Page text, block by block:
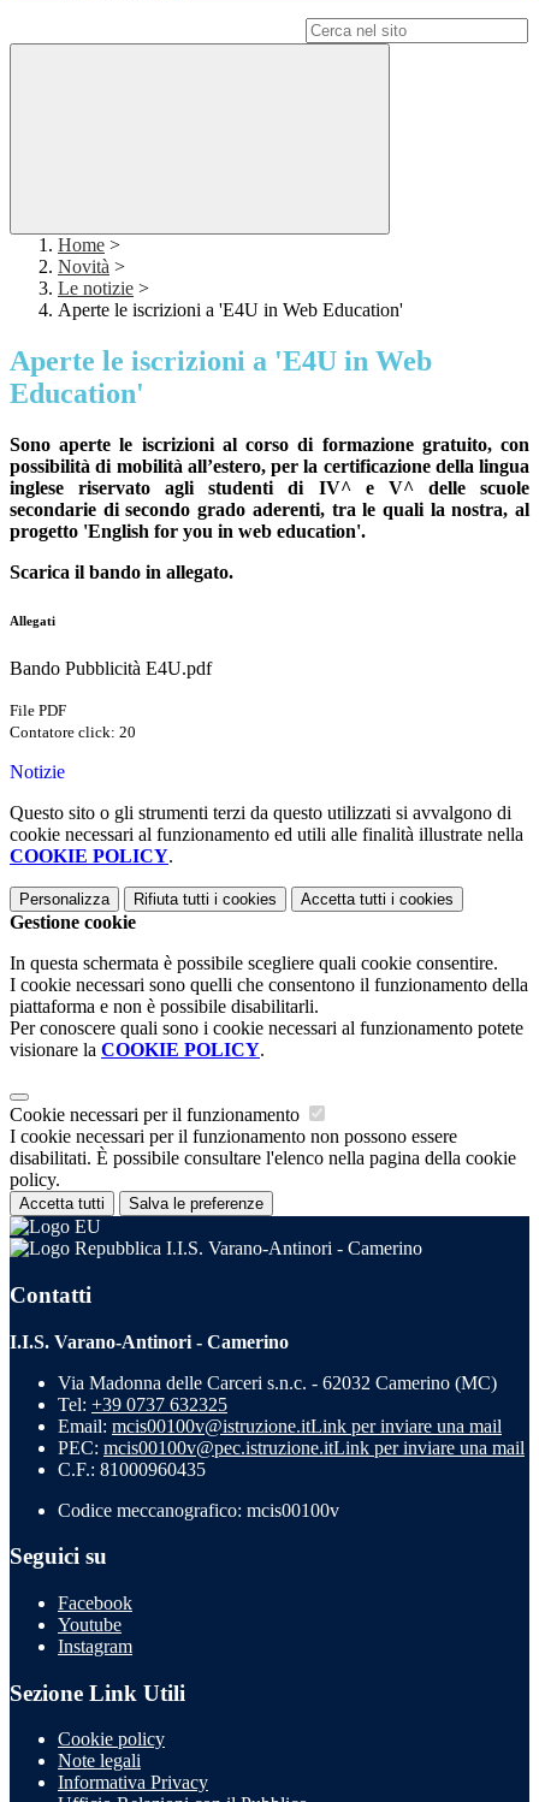
Home >
Novità >
Le notizie >
Aperte le iscrizioni a 'E4U in Web Education'
Aperte le iscrizioni a 'E4U in Web
Education'
Sono aperte le iscrizioni al corso di formazione gratuito, con
possibilità di mobilità all’estero, per la certificazione della lingua
inglese riservato agli studenti di IV^ e V^ delle scuole
secondarie di secondo grado aderenti, tra le quali la nostra, al
progetto 'English for you in web education'.
Scarica il bando in allegato.
Allegati
Bando Pubblicità E4U.pdf
File PDF
Contatore click: 20
Notizie
Questo sito o gli strumenti terzi da questo utilizzati si avvalgono di
cookie necessari al funzionamento ed utili alle finalità illustrate nella
COOKIE POLICY.
Personalizza Rifiuta tutti i cookies Accetta tutti i cookies
Gestione cookie
In questa schermata è possibile scegliere quali cookie consentire.
I cookie necessari sono quelli che consentono il funzionamento della
piattaforma e non è possibile disabilitarli.
Per conoscere quali sono i cookie necessari al funzionamento potete
visionare la COOKIE POLICY.
Cookie necessari per il funzionamento
I cookie necessari per il funzionamento non possono essere
disabilitati. È possibile consultare l'elenco nella pagina della cookie
policy.
Accetta tutti Salva le preferenze
I.I.S. Varano-Antinori - Camerino
Contatti
I.I.S. Varano-Antinori - Camerino
Via Madonna delle Carceri s.n.c. - 62032 Camerino (MC)
Tel: +39 0737 632325
Email: mcis00100v@istruzione.itLink per inviare una mail
PEC: mcis00100v@pec.istruzione.itLink per inviare una mail
C.F.: 81000960435
Codice meccanografico: mcis00100v
Seguici su
Facebook
Youtube
Instagram
Sezione Link Utili
Cookie policy
Note legali
Informativa Privacy